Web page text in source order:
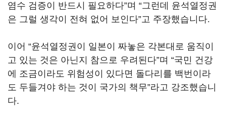
염수 검증이 반드시 필요하다”며 “그런데 윤석열정권
은 그럴 생각이 전혀 없어 보인다”고 주장했습니다.
이어 “윤석열정권이 일본이 짜놓은 각본대로 움직이
고 있는 것은 아닌지 참으로 우려된다”며 “국민 건강
에 조금이라도 위험성이 있다면 돌다리를 백번이라
도 두들겨야 하는 것이 국가의 책무”라고 강조했습니
다.